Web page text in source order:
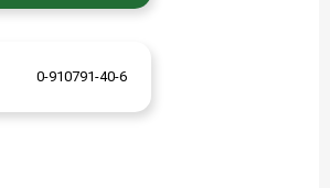
0-910791-40-6